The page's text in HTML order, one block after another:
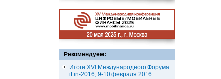
Рекомендуем:
Итоги XVI Международного Форума
iFin-2016, 9-10 февраля 2016